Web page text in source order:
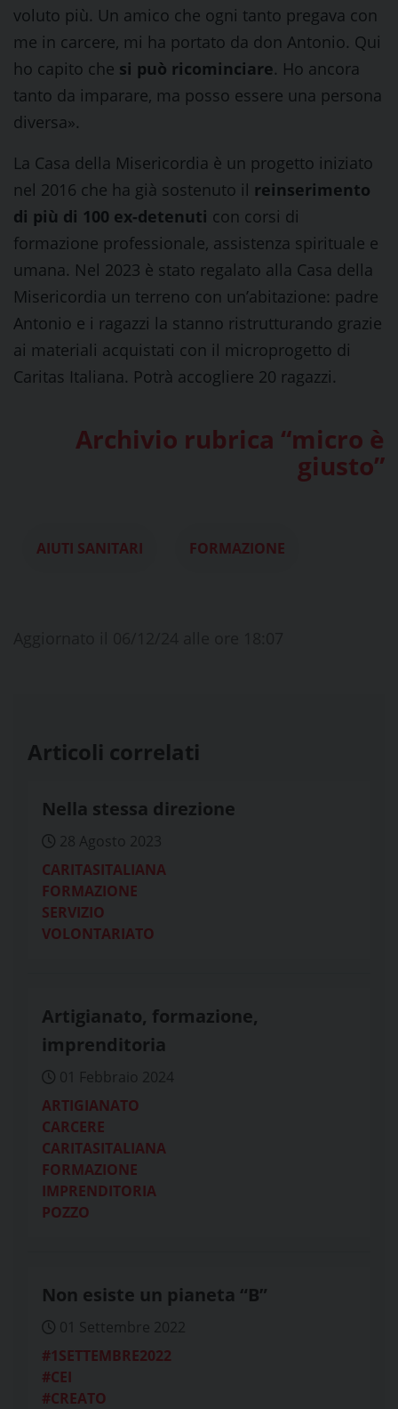
voluto più. Un amico che ogni tanto pregava con
me in carcere, mi ha portato da don Antonio. Qui
ho capito che si può ricominciare. Ho ancora
tanto da imparare, ma posso essere una persona
diversa».
La Casa della Misericordia è un progetto iniziato
nel 2016 che ha già sostenuto il reinserimento
di più di 100 ex-detenuti con corsi di
formazione professionale, assistenza spirituale e
umana. Nel 2023 è stato regalato alla Casa della
Misericordia un terreno con un’abitazione: padre
Antonio e i ragazzi la stanno ristrutturando grazie
ai materiali acquistati con il microprogetto di
Caritas Italiana. Potrà accogliere 20 ragazzi.
Archivio rubrica “micro è
giusto”
AIUTI SANITARI FORMAZIONE
Articoli correlati
Nella stessa direzione
28 Agosto 2023
CARITASITALIANA
FORMAZIONE
SERVIZIO
VOLONTARIATO
Artigianato, formazione,
imprenditoria
01 Febbraio 2024
ARTIGIANATO
CARCERE
CARITASITALIANA
FORMAZIONE
IMPRENDITORIA
POZZO
Non esiste un pianeta “B”
01 Settembre 2022
#1SETTEMBRE2022
#CEI
#CREATO